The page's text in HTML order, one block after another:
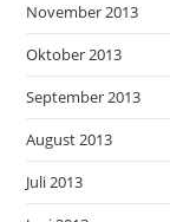
November 2013
Oktober 2013
September 2013
August 2013
Juli 2013